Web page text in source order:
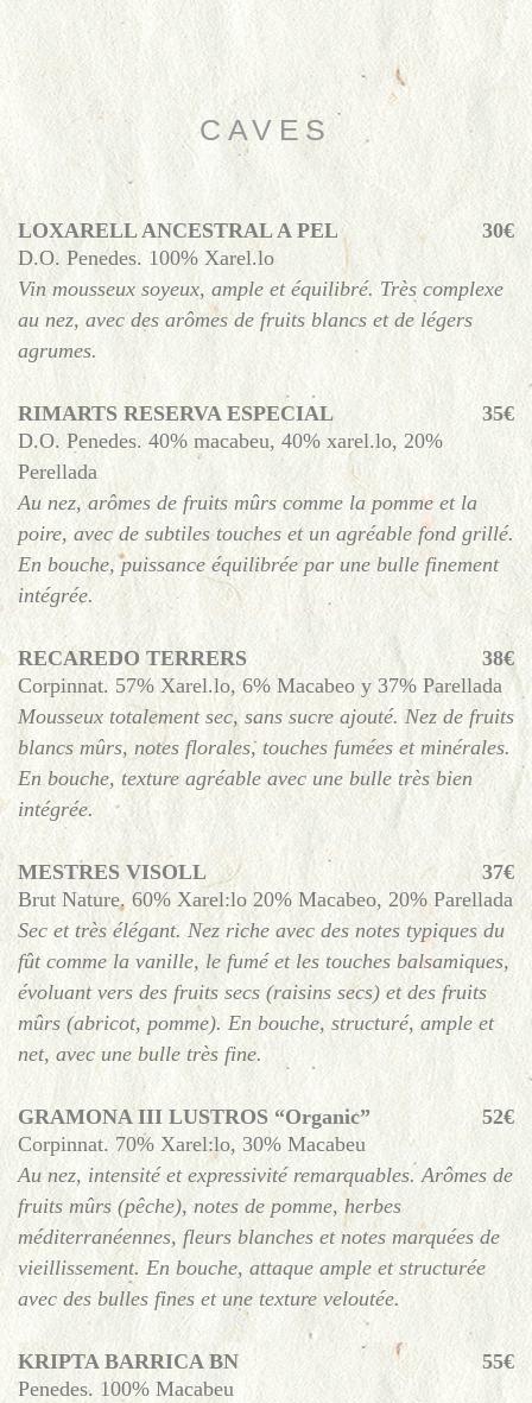
CAVES
LOXARELL ANCESTRAL A PEL
30€
D.O. Penedes. 100% Xarel.lo
Vin mousseux soyeux, ample et équilibré. Très complexe
au nez, avec des arômes de fruits blancs et de légers
agrumes.
RIMARTS RESERVA ESPECIAL
35€
D.O. Penedes. 40% macabeu, 40% xarel.lo, 20%
Perellada
Au nez, arômes de fruits mûrs comme la pomme et la
poire, avec de subtiles touches et un agréable fond grillé.
En bouche, puissance équilibrée par une bulle finement
intégrée.
RECAREDO TERRERS
38€
Corpinnat. 57% Xarel.lo, 6% Macabeo y 37% Parellada
Mousseux totalement sec, sans sucre ajouté. Nez de fruits
blancs mûrs, notes florales, touches fumées et minérales.
En bouche, texture agréable avec une bulle très bien
intégrée.
MESTRES VISOLL
37€
Brut Nature. 60% Xarel:lo 20% Macabeo, 20% Parellada
Sec et très élégant. Nez riche avec des notes typiques du
fût comme la vanille, le fumé et les touches balsamiques,
évoluant vers des fruits secs (raisins secs) et des fruits
mûrs (abricot, pomme). En bouche, structuré, ample et
net, avec une bulle très fine.
GRAMONA III LUSTROS “Organic”
52€
Corpinnat. 70% Xarel:lo, 30% Macabeu
Au nez, intensité et expressivité remarquables. Arômes de
fruits mûrs (pêche), notes de pomme, herbes
méditerranéennes, fleurs blanches et notes marquées de
vieillissement. En bouche, attaque ample et structurée
avec des bulles fines et une texture veloutée.
KRIPTA BARRICA BN
55€
Penedes. 100% Macabeu